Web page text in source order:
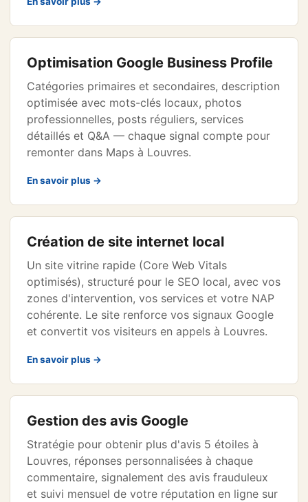
Optimisation Google Business Profile
Catégories primaires et secondaires, description
optimisée avec mots-clés locaux, photos
professionnelles, posts réguliers, services
détaillés et Q&A — chaque signal compte pour
remonter dans Maps à Louvres.
En savoir plus →
Création de site internet local
Un site vitrine rapide (Core Web Vitals
optimisés), structuré pour le SEO local, avec vos
zones d'intervention, vos services et votre NAP
cohérente. Le site renforce vos signaux Google
et convertit vos visiteurs en appels à Louvres.
En savoir plus →
Gestion des avis Google
Stratégie pour obtenir plus d'avis 5 étoiles à
Louvres, réponses personnalisées à chaque
commentaire, signalement des avis frauduleux
et suivi mensuel de votre réputation en ligne sur